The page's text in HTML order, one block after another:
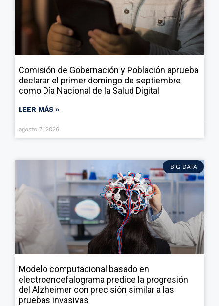
Comisión de Gobernación y Población aprueba
declarar el primer domingo de septiembre
como Día Nacional de la Salud Digital
LEER MÁS »
agosto 7, 2026
BIG DATA
Modelo computacional basado en
electroencefalograma predice la progresión
del Alzheimer con precisión similar a las
pruebas invasivas